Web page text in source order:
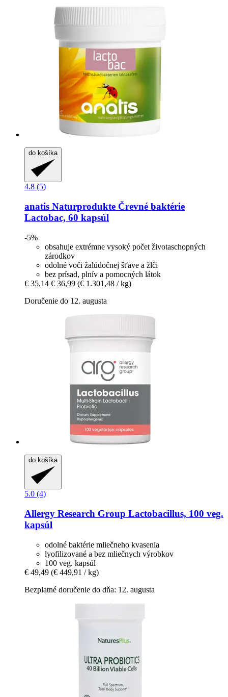
do košíka
4.8 (5)
anatis Naturprodukte Črevné baktérie
Lactobac, 60 kapsúl
-5%
obsahuje extrémne vysoký počet životaschopných
zárodkov
odolné voči žalúdočnej šťave a žlči
bez prísad, plnív a pomocných látok
€ 35,14 € 36,99 (€ 1.301,48 / kg)
Doručenie do 12. augusta
do košíka
5.0 (4)
Allergy Research Group Lactobacillus, 100 veg.
kapsúl
odolné baktérie mliečneho kvasenia
lyofilizované a bez mliečnych výrobkov
100 veg. kapsúl
€ 49,49 (€ 449,91 / kg)
Bezplatné doručenie do dňa: 12. augusta